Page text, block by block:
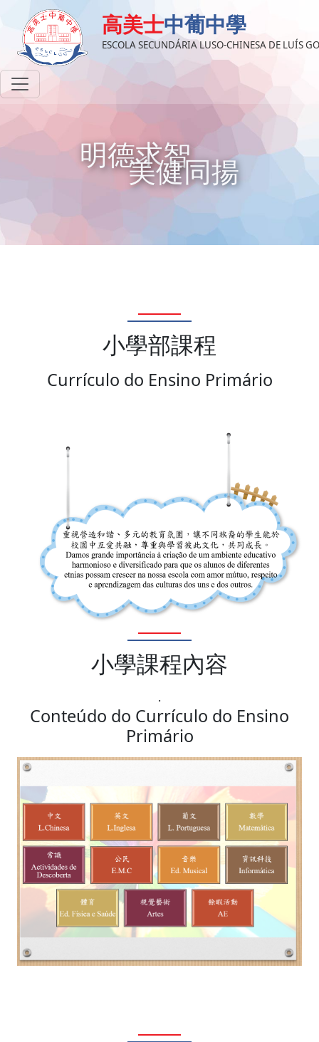
高美士中葡中學
ESCOLA SECUNDÁRIA LUSO-CHINESA DE LUÍS
明德求智
美健同揚
小學部課程
Currículo do Ensino Primário
小學課程內容
.
Conteúdo do Currículo do Ensino
Primário